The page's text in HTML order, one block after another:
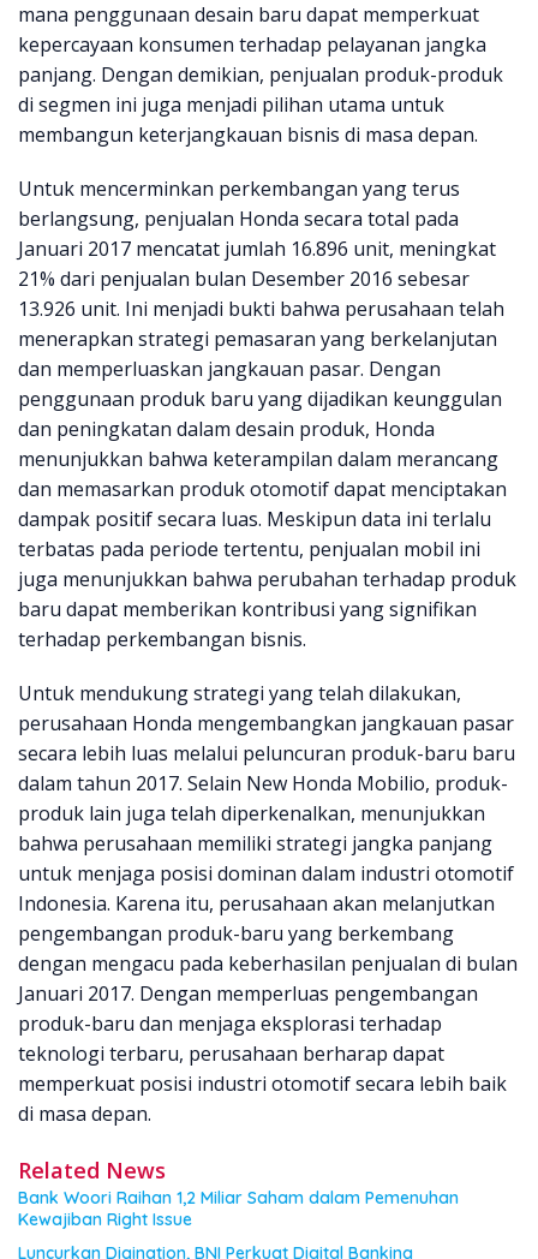
mana penggunaan desain baru dapat memperkuat
kepercayaan konsumen terhadap pelayanan jangka
panjang. Dengan demikian, penjualan produk-produk
di segmen ini juga menjadi pilihan utama untuk
membangun keterjangkauan bisnis di masa depan.
Untuk mencerminkan perkembangan yang terus
berlangsung, penjualan Honda secara total pada
Januari 2017 mencatat jumlah 16.896 unit, meningkat
21% dari penjualan bulan Desember 2016 sebesar
13.926 unit. Ini menjadi bukti bahwa perusahaan telah
menerapkan strategi pemasaran yang berkelanjutan
dan memperluaskan jangkauan pasar. Dengan
penggunaan produk baru yang dijadikan keunggulan
dan peningkatan dalam desain produk, Honda
menunjukkan bahwa keterampilan dalam merancang
dan memasarkan produk otomotif dapat menciptakan
dampak positif secara luas. Meskipun data ini terlalu
terbatas pada periode tertentu, penjualan mobil ini
juga menunjukkan bahwa perubahan terhadap produk
baru dapat memberikan kontribusi yang signifikan
terhadap perkembangan bisnis.
Untuk mendukung strategi yang telah dilakukan,
perusahaan Honda mengembangkan jangkauan pasar
secara lebih luas melalui peluncuran produk-baru baru
dalam tahun 2017. Selain New Honda Mobilio, produk-
produk lain juga telah diperkenalkan, menunjukkan
bahwa perusahaan memiliki strategi jangka panjang
untuk menjaga posisi dominan dalam industri otomotif
Indonesia. Karena itu, perusahaan akan melanjutkan
pengembangan produk-baru yang berkembang
dengan mengacu pada keberhasilan penjualan di bulan
Januari 2017. Dengan memperluas pengembangan
produk-baru dan menjaga eksplorasi terhadap
teknologi terbaru, perusahaan berharap dapat
memperkuat posisi industri otomotif secara lebih baik
di masa depan.
Related News
Bank Woori Raihan 1,2 Miliar Saham dalam Pemenuhan
Kewajiban Right Issue
Luncurkan Digination, BNI Perkuat Digital Banking